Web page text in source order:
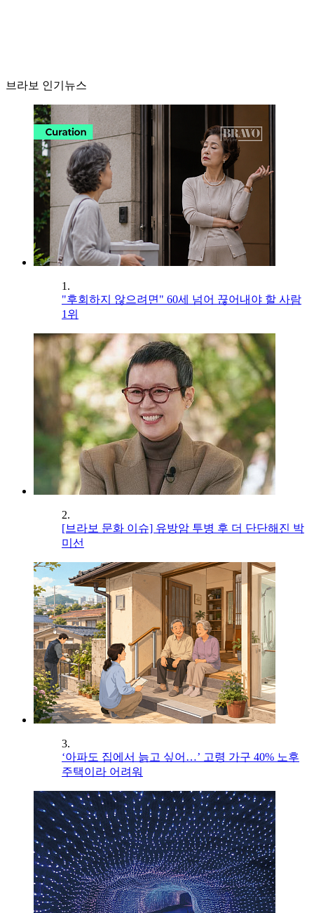
브라보 인기뉴스
1.
"후회하지 않으려면" 60세 넘어 끊어내야 할 사람
1위
2.
[브라보 문화 이슈] 유방암 투병 후 더 단단해진 박
미선
3.
‘아파도 집에서 늙고 싶어…’ 고령 가구 40% 노후
주택이라 어려워